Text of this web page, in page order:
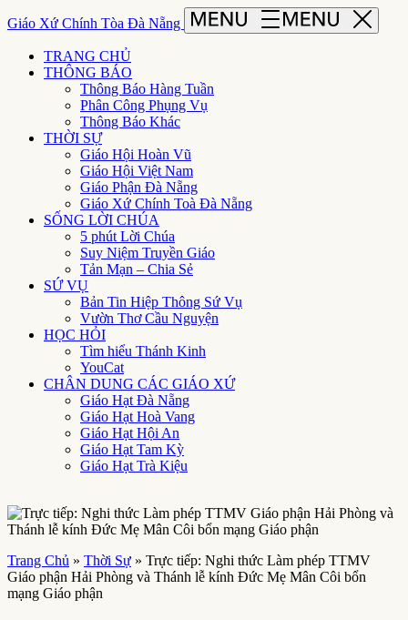
Giáo Xứ Chính Tòa Đà Nẵng
TRANG CHỦ
THÔNG BÁO
Thông Báo Hàng Tuần
Phân Công Phụng Vụ
Thông Báo Khác
THỜI SỰ
Giáo Hội Hoàn Vũ
Giáo Hội Việt Nam
Giáo Phận Đà Nẵng
Giáo Xứ Chính Toà Đà Nẵng
SỐNG LỜI CHÚA
5 phút Lời Chúa
Suy Niệm Truyền Giáo
Tản Mạn – Chia Sẻ
SỨ VỤ
Bản Tin Hiệp Thông Sứ Vụ
Vườn Thơ Cầu Nguyện
HỌC HỎI
Tìm hiểu Thánh Kinh
YouCat
CHÂN DUNG CÁC GIÁO XỨ
Giáo Hạt Đà Nẵng
Giáo Hạt Hoà Vang
Giáo Hạt Hội An
Giáo Hạt Tam Kỳ
Giáo Hạt Trà Kiệu
Trang Chủ » Thời Sự » Trực tiếp: Nghi thức Làm phép TTMV
Giáo phận Hải Phòng và Thánh lễ kính Đức Mẹ Mân Côi bổn
mạng Giáo phận